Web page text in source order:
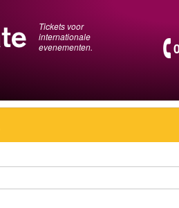
Tickets voor
internationale
evenementen.